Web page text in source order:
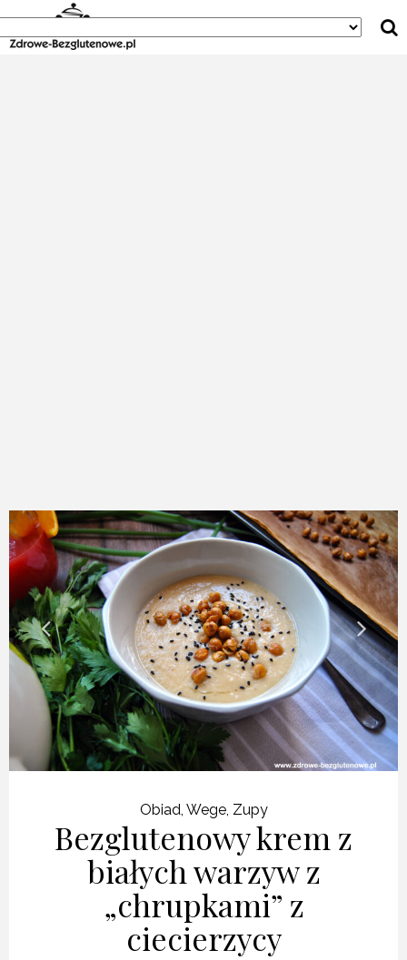
Obiad, Wege, Zupy
Bezglutenowy krem z
białych warzyw z
„chrupkami” z
ciecierzycy